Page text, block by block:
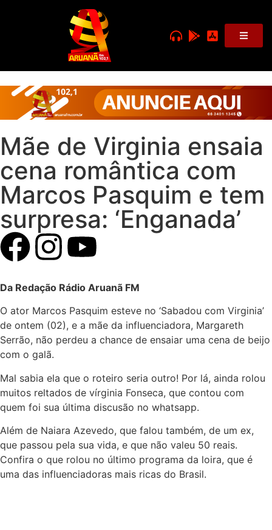
Mãe de Virginia ensaia
cena romântica com
Marcos Pasquim e tem
surpresa: ‘Enganada’
Da Redação Rádio Aruanã FM
O ator Marcos Pasquim esteve no ‘Sabadou com Virginia’
de ontem (02), e a mãe da influenciadora, Margareth
Serrão, não perdeu a chance de ensaiar uma cena de beijo
com o galã.
Mal sabia ela que o roteiro seria outro! Por lá, ainda rolou
muitos reltados de vírginia Fonseca, que contou com
quem foi sua última discusão no whatsapp.
Além de Naiara Azevedo, que falou também, de um ex,
que passou pela sua vida, e que não valeu 50 reais.
Confira o que rolou no último programa da loira, que é
uma das influenciadoras mais ricas do Brasil.